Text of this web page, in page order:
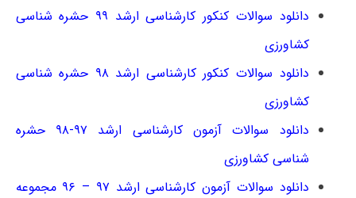
دانلود سوالات کنکور کارشناسی ارشد ۹۹ حشره شناسی
کشاورزی
دانلود سوالات کنکور کارشناسی ارشد ۹۸ حشره شناسی
کشاورزی
دانلود سوالات آزمون کارشناسی ارشد ۹۷-۹۸ حشره
شناسی کشاورزی
دانلود سوالات آزمون کارشناسی ارشد ۹۷ – ۹۶ مجموعه